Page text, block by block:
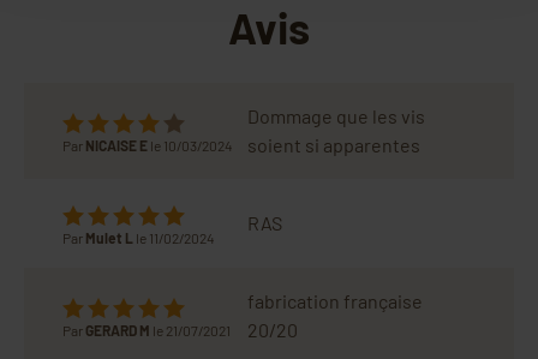
Avis
Par NICAISE E le 10/03/2024
Dommage que les vis
soient si apparentes
Par Mulet L le 11/02/2024
RAS
Par GERARD M le 21/07/2021
fabrication française
20/20